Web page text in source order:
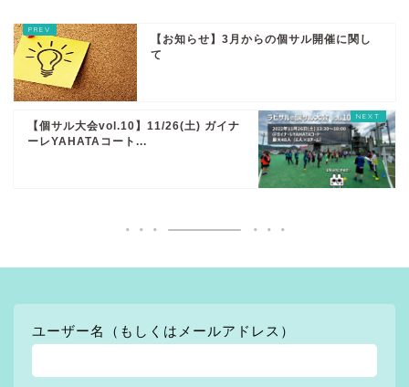
【お知らせ】3月からの個サル開催に関し
て
【個サル大会vol.10】11/26(土) ガイナ
ーレYAHATAコート...
ユーザー名（もしくはメールアドレス）